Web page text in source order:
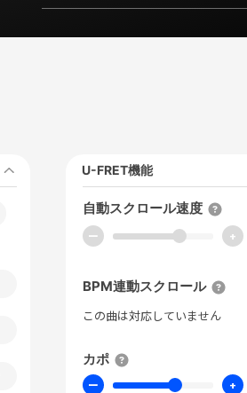
U-FRET機能
自動スクロール速度
ー +
BPM連動スクロール
この曲は対応していません
カポ
ー +